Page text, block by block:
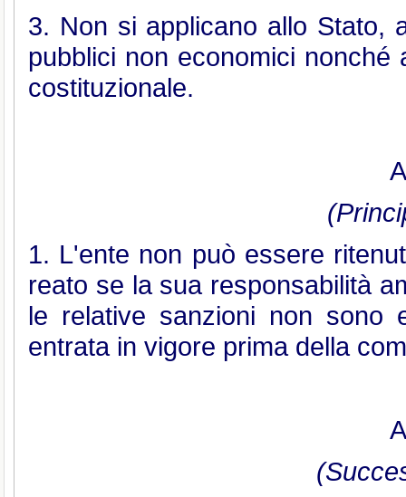
3. Non si applicano allo Stato,
pubblici non economici
costituzionale.
1. L'ente non può essere
reato se la sua responsabilità
le relative sanzioni non sono
entrata in vigore prima della